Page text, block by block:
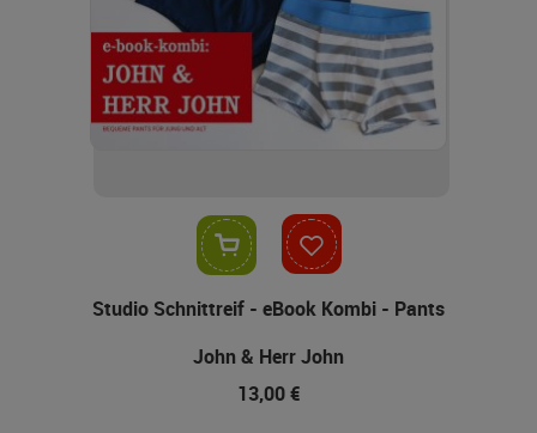
Studio Schnittreif - eBook Kombi - Pants
John & Herr John
13,00 €